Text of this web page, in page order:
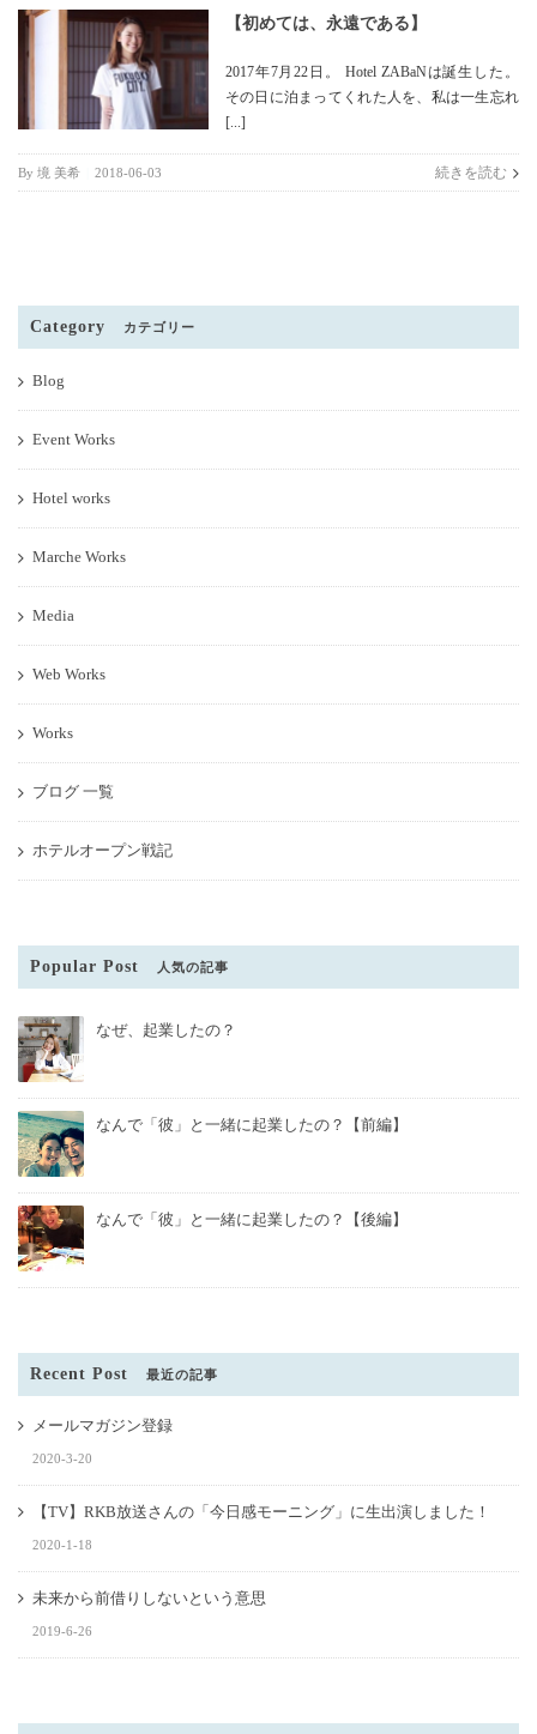
【初めては、永遠である】
2017年7月22日。 Hotel ZABaNは誕生した。
その日に泊まってくれた人を、私は一生忘れ
[...]
By 境 美希 2018-06-03 続きを読む
Category カテゴリー
Blog
Event Works
Hotel works
Marche Works
Media
Web Works
Works
ブログ 一覧
ホテルオープン戦記
Popular Post 人気の記事
なぜ、起業したの？
なんで「彼」と一緒に起業したの？【前編】
なんで「彼」と一緒に起業したの？【後編】
Recent Post 最近の記事
メールマガジン登録
2020-3-20
【TV】RKB放送さんの「今日感モーニング」に生出演しました！
2020-1-18
未来から前借りしないという意思
2019-6-26